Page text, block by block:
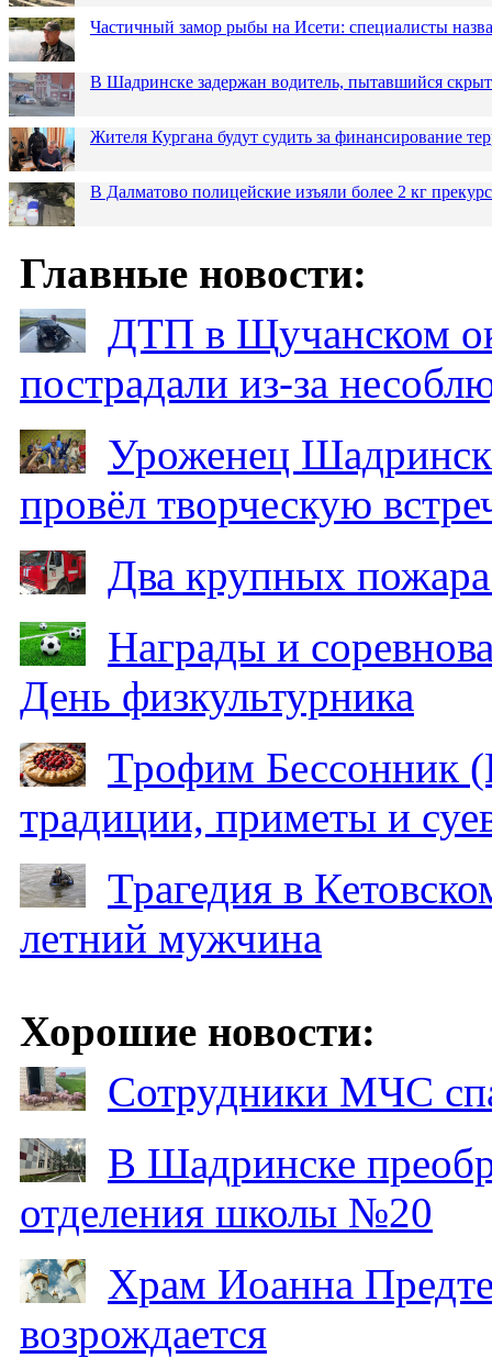
Частичный замор рыбы на Исети: специалисты
В Шадринске задержан водитель, пытавшийся
Жителя Кургана будут судить за финансирование
В Далматово полицейские изъяли более 2 кг
Главные новости:
ДТП в Щучанском
пострадали из-за
Уроженец
провёл творческую
Два крупных
Награды и
День физкультурника
Трофим Бессонник
традиции, приметы и
Трагедия в
летний мужчина
Хорошие новости:
Сотрудники МЧС
В Шадринске
отделения школы №20
Храм Иоанна
возрождается